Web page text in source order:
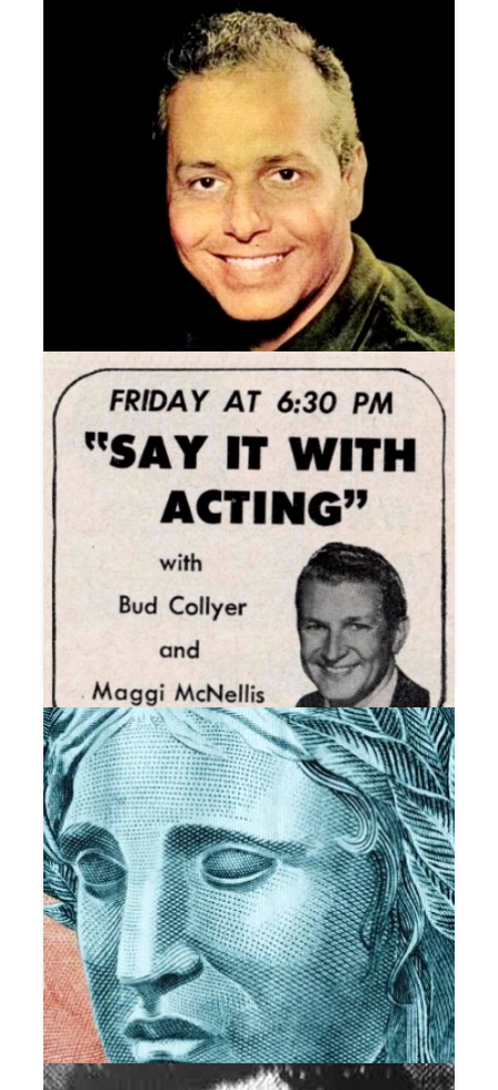
DIARIO DE SÃO PAULO NA TV
DICK FARNEY SHOW
DIGA SEM FALAR